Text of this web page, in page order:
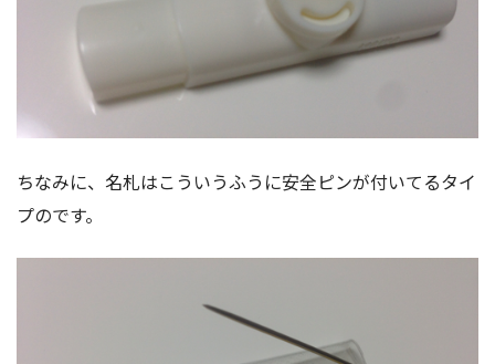
ちなみに、名札はこういうふうに安全ピンが付いてるタイ
プのです。